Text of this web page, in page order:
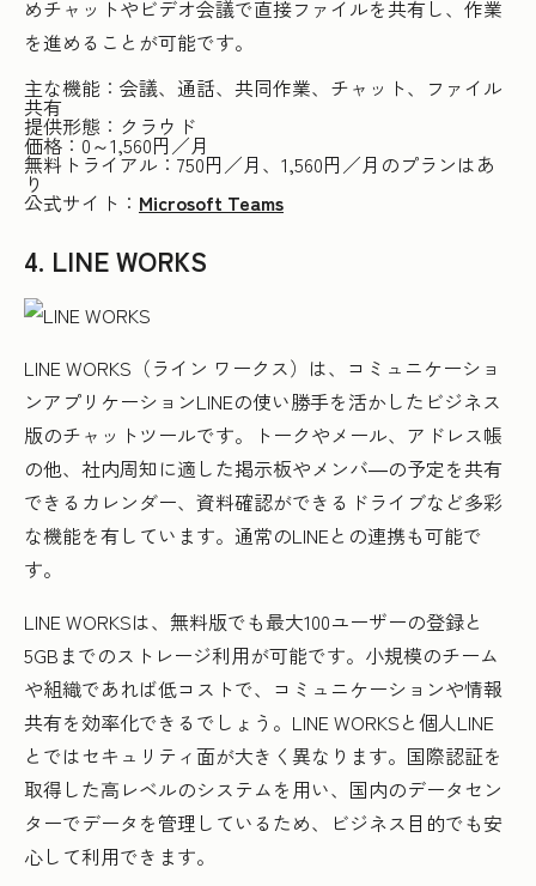
めチャットやビデオ会議で直接ファイルを共有し、作業
を進めることが可能です。
主な機能：会議、通話、共同作業、チャット、ファイル
共有
提供形態：クラウド
価格：0～1,560円／月
無料トライアル：750円／月、1,560円／月のプランはあ
り
公式サイト： Microsoft Teams
4. LINE WORKS
LINE WORKS（ライン ワークス）は、コミュニケーショ
ンアプリケーションLINEの使い勝手を活かしたビジネス
版のチャットツールです。トークやメール、アドレス帳
の他、社内周知に適した掲示板やメンバ―の予定を共有
できるカレンダー、資料確認ができるドライブなど多彩
な機能を有しています。通常のLINEとの連携も可能で
す。
LINE WORKSは、無料版でも最大100ユーザーの登録と
5GBまでのストレージ利用が可能です。小規模のチーム
や組織であれば低コストで、コミュニケーションや情報
共有を効率化できるでしょう。LINE WORKSと個人LINE
とではセキュリティ面が大きく異なります。国際認証を
取得した高レベルのシステムを用い、国内のデータセン
ターでデータを管理しているため、ビジネス目的でも安
心して利用できます。